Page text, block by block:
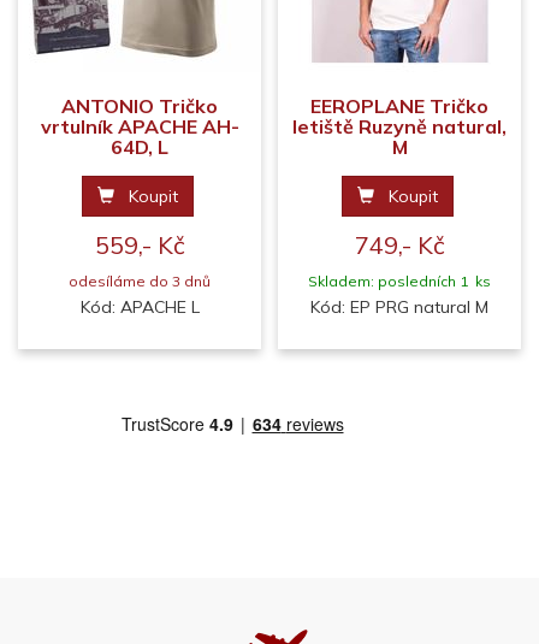
ANTONIO Tričko
vrtulník APACHE AH-
64D, L
Koupit
559,- Kč
odesíláme do 3 dnů
Kód: APACHE L
EEROPLANE Tričko
letiště Ruzyně natural,
M
Koupit
749,- Kč
Skladem: posledních 1 ks
Kód: EP PRG natural M